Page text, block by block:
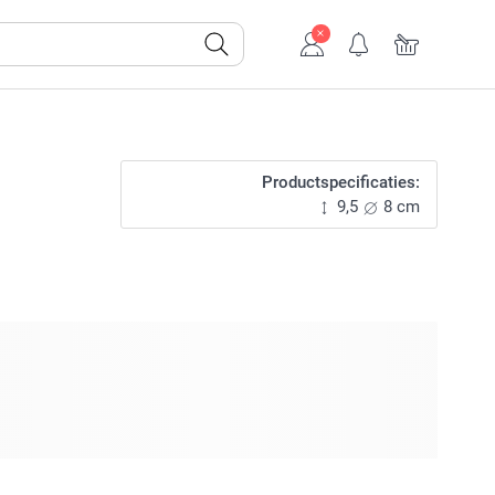
Productspecificaties:
9,5
8 cm